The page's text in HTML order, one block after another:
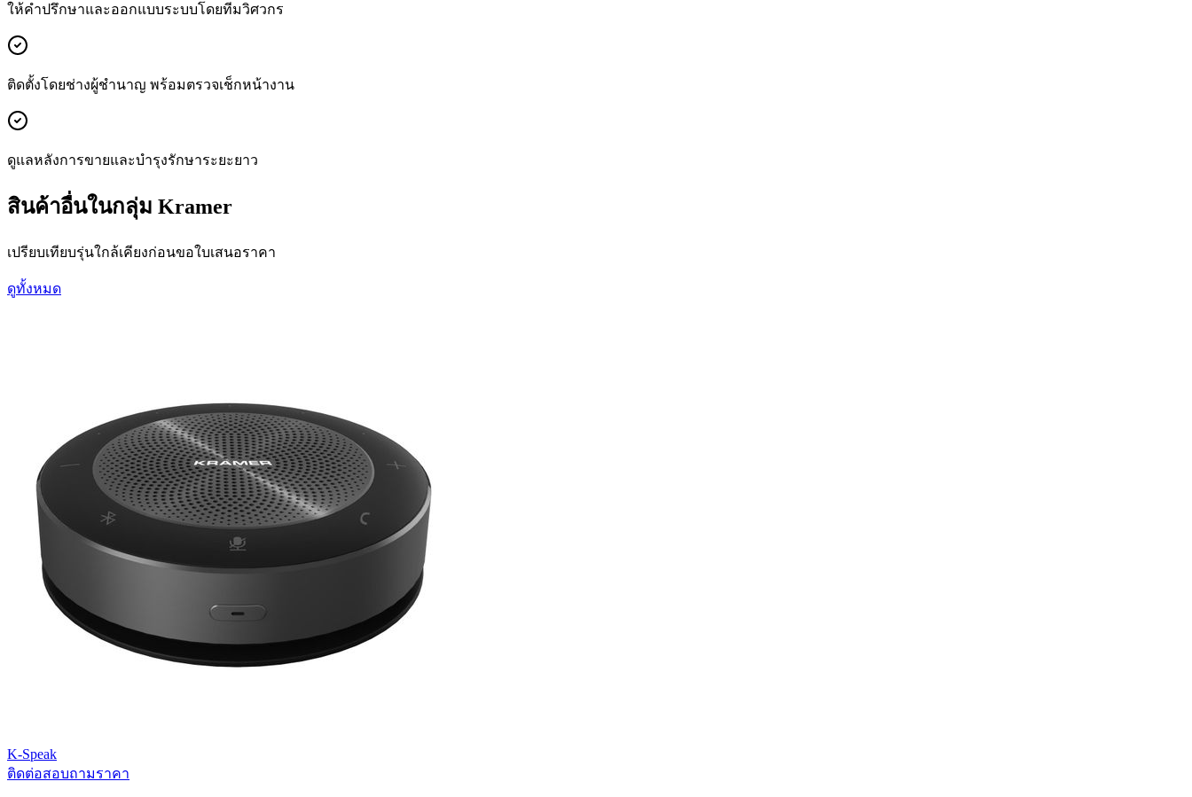
ให้คำปรึกษาและออกแบบระบบโดยทีมวิศวกร
ติดตั้งโดยช่างผู้ชำนาญ พร้อมตรวจเช็กหน้างาน
ดูแลหลังการขายและบำรุงรักษาระยะยาว
สินค้าอื่นในกลุ่ม Kramer
เปรียบเทียบรุ่นใกล้เคียงก่อนขอใบเสนอราคา
ดูทั้งหมด
K-Speak
ติดต่อสอบถามราคา